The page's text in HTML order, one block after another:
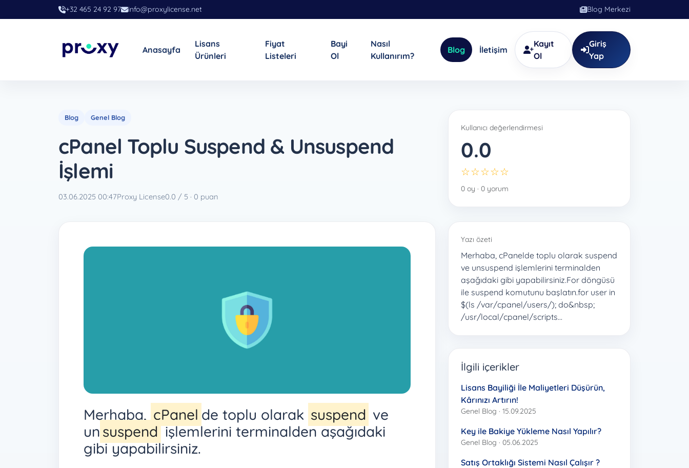
+32 465 24 92 97 info@proxylicense.net Blog Merkezi
Anasayfa
Lisans
Ürünleri
Fiyat
Listeleri
Bayi
Ol
Nasıl
Kullanırım?
Blog İletişim
Kayıt
Ol
Giriş
Yap
Blog Genel Blog
cPanel Toplu Suspend & Unsuspend
İşlemi
03.06.2025 00:47Proxy License0.0 / 5 · 0 puan
Kullanıcı değerlendirmesi
0.0
☆☆☆☆☆
0 oy · 0 yorum
Merhaba, cPanel de toplu olarak suspend ve
un suspend işlemlerini terminalden aşağıdaki
gibi yapabilirsiniz.
Yazı özeti
Merhaba, cPanelde toplu olarak suspend
ve unsuspend işlemlerini terminalden
aşağıdaki gibi yapabilirsiniz.For döngüsü
ile suspend komutunu başlatın.for user in
$(ls /var/cpanel/users/); do&nbsp;
/usr/local/cpanel/scripts…
İlgili içerikler
Lisans Bayiliği İle Maliyetleri Düşürün,
Kârınızı Artırın!
Genel Blog · 15.09.2025
Key ile Bakiye Yükleme Nasıl Yapılır?
Genel Blog · 05.06.2025
Satış Ortaklığı Sistemi Nasıl Çalışır ?